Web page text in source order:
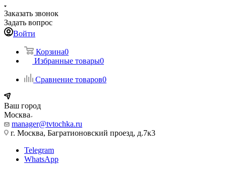
Заказать звонок
Задать вопрос
Войти
Корзина0
Избранные товары0
Сравнение товаров0
Ваш город
Москва
manager@tvtochka.ru
г. Москва, Багратионовский проезд, д.7к3
Telegram
WhatsApp